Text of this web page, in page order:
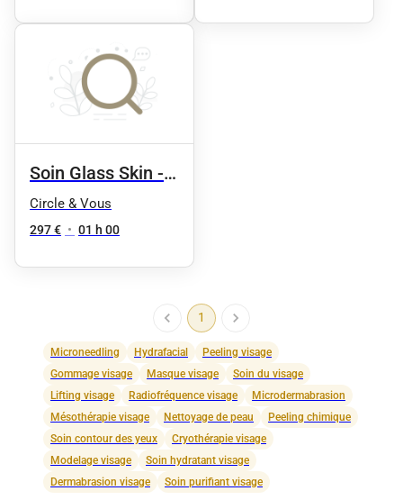
Soin Glass Skin - 3
séances
Circle & Vous
297 € • 01 h 00
1
Microneedling Hydrafacial
Peeling visage
Gommage visage
Masque visage
Soin du visage
Lifting visage
Radiofréquence visage
Microdermabrasion
Mésothérapie visage
Nettoyage de peau
Peeling chimique
Soin contour des yeux
Cryothérapie visage
Modelage visage
Soin hydratant visage
Dermabrasion visage
Soin purifiant visage